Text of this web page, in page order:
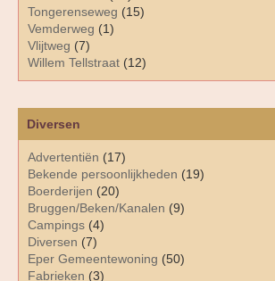
Diversen
Advertentiën (17)
Bekende persoonlijkheden (19)
Boerderijen (20)
Bruggen/Beken/Kanalen (9)
Campings (4)
Diversen (7)
Eper Gemeentewoning (50)
Fabrieken (3)
Tongerenseweg (15)
Vemderweg (1)
Vlijtweg (7)
Willem Tellstraat (12)